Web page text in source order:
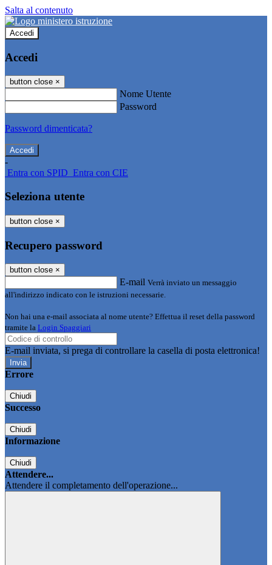
Salta al contenuto
Accedi
Accedi
button close ×
Nome Utente
Password
Password dimenticata?
-
Entra con SPID Entra con CIE
Seleziona utente
button close ×
Recupero password
button close ×
E-mail Verrà inviato un messaggio
all'indirizzo indicato con le istruzioni necessarie.
Non hai una e-mail associata al nome utente? Effettua il reset della password
tramite la Login Spaggiari
E-mail inviata, si prega di controllare la casella di posta elettronica!
Errore
Chiudi
Successo
Chiudi
Informazione
Chiudi
Attendere...
Attendere il completamento dell'operazione...